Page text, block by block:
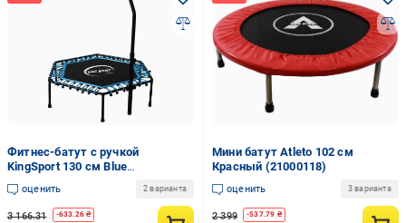
Фитнес-батут с ручкой
KingSport 130 см Blue
(2616422738)
оценить 2 варианта
3 166.31 -633.26 ₴
Мини батут Atleto 102 см
Красный (21000118)
оценить 3 варианта
2 399 -537.79 ₴